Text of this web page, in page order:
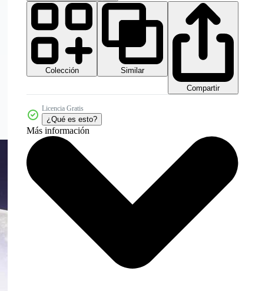
Colección
Similar
Compartir
Licencia Gratis
¿Qué es esto?
Más información